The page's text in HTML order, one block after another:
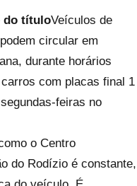
do títuloVeículos de
circular em
durante horários
com placas final 1
feiras no
o Centro
do Rodízio é constante,